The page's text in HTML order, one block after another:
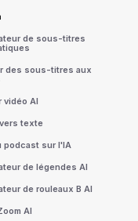
de sous-titres
des sous-titres aux
vidéo AI
texte
podcast sur l'IA
de légendes AI
de rouleaux B AI
AI